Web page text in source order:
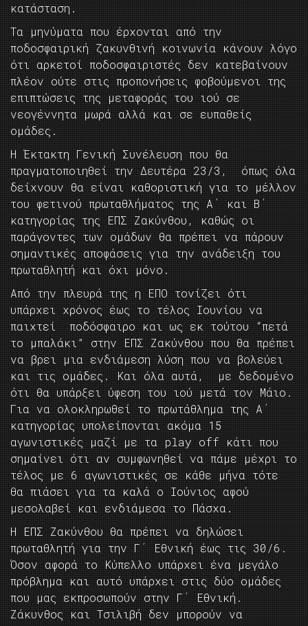
κατάσταση.
Τα μηνύματα που έρχονται από την
ποδοσφαιρική ζακυνθινή κοινωνία κάνουν λόγο
ότι αρκετοί ποδοσφαιριστές δεν κατεβαίνουν
πλέον ούτε στις προπονήσεις φοβούμενοι της
επιπτώσεις της μεταφοράς του ιού σε
νεογέννητα μωρά αλλά και σε ευπαθείς
ομάδες.
Η Έκτακτη Γενική Συνέλευση που θα
πραγματοποιηθεί την Δευτέρα 23/3, όπως όλα
δείχνουν θα είναι καθοριστική για το μέλλον
του φετινού πρωταθλήματος της Α΄ και Β΄
κατηγορίας της ΕΠΣ Ζακύνθου, καθώς οι
παράγοντες των ομάδων θα πρέπει να πάρουν
σημαντικές αποφάσεις για την ανάδειξη του
πρωταθλητή και όχι μόνο.
Από την πλευρά της η ΕΠΟ τονίζει ότι
υπάρχει χρόνος έως το τέλος Ιουνίου να
παιχτεί ποδόσφαιρο και ως εκ τούτου “πετά
το μπαλάκι” στην ΕΠΣ Ζακύνθου που θα πρέπει
να βρει μια ενδιάμεση λύση που να βολεύει
και τις ομάδες. Και όλα αυτά, με δεδομένο
ότι θα υπάρξει ύφεση του ιού μετά τον Μάιο.
Για να ολοκληρωθεί το πρωτάθλημα της Α΄
κατηγορίας υπολείπονται ακόμα 15
αγωνιστικές μαζί με τα play off κάτι που
σημαίνει ότι αν συμφωνηθεί να πάμε μέχρι το
τέλος με 6 αγωνιστικές σε κάθε μήνα τότε
θα πιάσει για τα καλά ο Ιούνιος αφού
μεσολαβεί και ενδιάμεσα το Πάσχα.
Η ΕΠΣ Ζακύνθου θα πρέπει να δηλώσει
πρωταθλητή για την Γ΄ Εθνική έως τις 30/6.
Όσον αφορά το Κύπελλο υπάρχει ένα μεγάλο
πρόβλημα και αυτό υπάρχει στις δύο ομάδες
που μας εκπροσωπούν στην Γ΄ Εθνική.
Ζάκυνθος και Τσιλιβή δεν μπορούν να